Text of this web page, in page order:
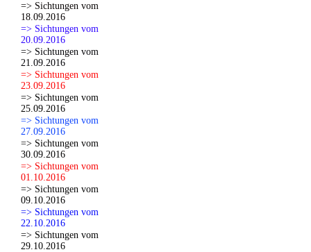
=> Sichtungen vom
18.09.2016
=> Sichtungen vom
20.09.2016
=> Sichtungen vom
21.09.2016
=> Sichtungen vom
23.09.2016
=> Sichtungen vom
25.09.2016
=> Sichtungen vom
27.09.2016
=> Sichtungen vom
30.09.2016
=> Sichtungen vom
01.10.2016
=> Sichtungen vom
09.10.2016
=> Sichtungen vom
22.10.2016
=> Sichtungen vom
29.10.2016